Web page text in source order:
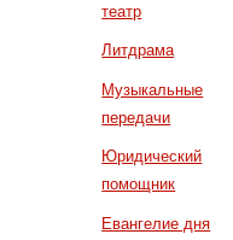
театр
Литдрама
Музыкальные
передачи
Юридический
помощник
Евангелие дня